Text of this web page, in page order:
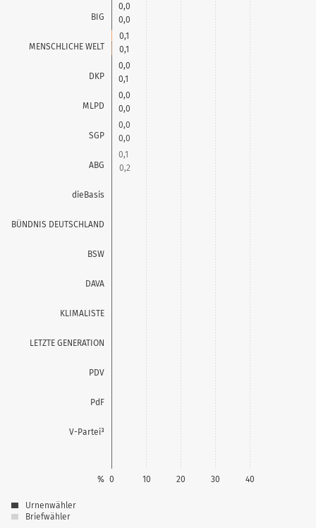
BIG
MENSCHLICHE WELT
DKP
MLPD
SGP
ABG
dieBasis
BÜNDNIS DEUTSCHLAND
BSW
DAVA
KLIMALISTE
LETZTE GENERATION
PDV
PdF
V-Partei³
0 10 20 30 40
%
0,0
0,1
0,1
0,0
0,0
0,2
0,0
0,1
0,0
0,0
0,0
0,1
Urnenwähler
Briefwähler